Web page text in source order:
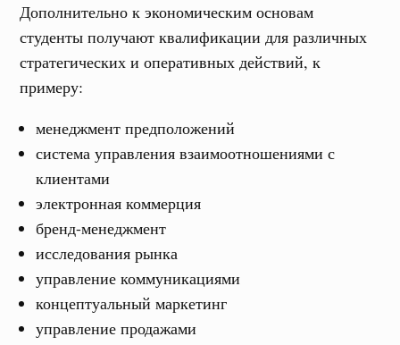
Дополнительно к экономическим основам
студенты получают квалификации для различных
стратегических и оперативных действий, к
примеру:
менеджмент предположений
система управления взаимоотношениями с
клиентами
электронная коммерция
бренд-менеджмент
исследования рынка
управление коммуникациями
концептуальный маркетинг
управление продажами